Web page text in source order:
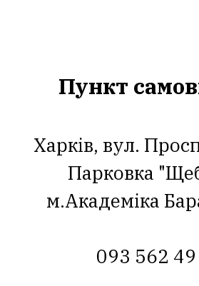
Пункт
Харків, вул.
Парковка
м.Академіка
093 562